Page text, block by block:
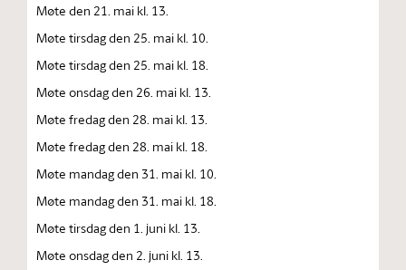
Møte den 21. mai kl. 13.
Møte tirsdag den 25. mai kl. 10.
Møte tirsdag den 25. mai kl. 18.
Møte onsdag den 26. mai kl. 13.
Møte fredag den 28. mai kl. 13.
Møte fredag den 28. mai kl. 18.
Møte mandag den 31. mai kl. 10.
Møte mandag den 31. mai kl. 18.
Møte tirsdag den 1. juni kl. 13.
Møte onsdag den 2. juni kl. 13.